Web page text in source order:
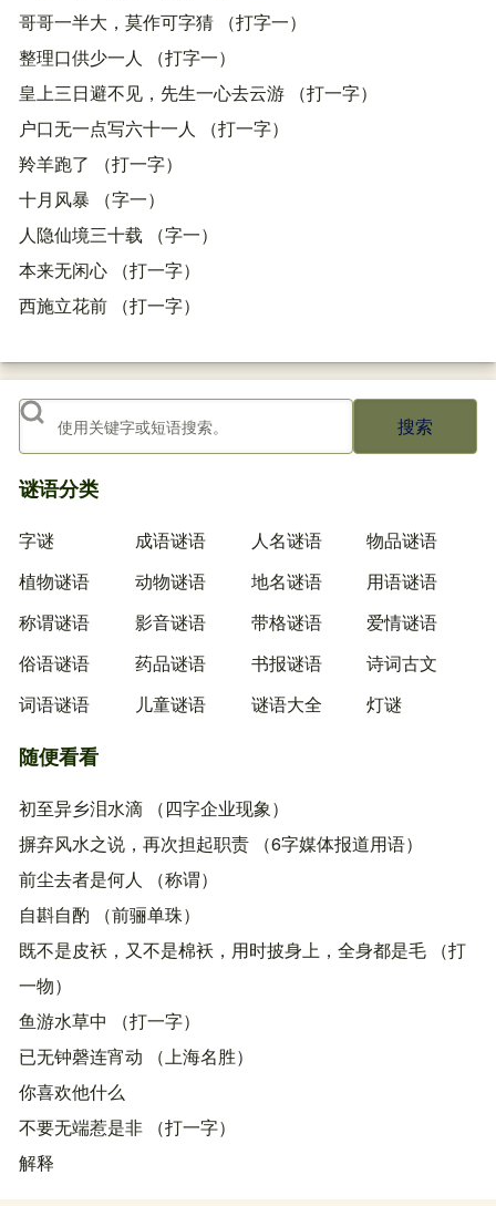
哥哥一半大，莫作可字猜 （打字一）
整理口供少一人 （打字一）
皇上三日避不见，先生一心去云游 （打一字）
户口无一点写六十一人 （打一字）
羚羊跑了 （打一字）
十月风暴 （字一）
人隐仙境三十载 （字一）
本来无闲心 （打一字）
西施立花前 （打一字）
搜索
谜语分类
字谜 成语谜语 人名谜语
物品谜语
植物谜语
动物谜语 地名谜语
用语谜语
称谓谜语
影音谜语 带格谜语
爱情谜语
俗语谜语
药品谜语 书报谜语
诗词古文
词语谜语
儿童谜语 谜语大全 灯谜
随便看看
初至异乡泪水滴 （四字企业现象）
摒弃风水之说，再次担起职责 （6字媒体报道用语）
前尘去者是何人 （称谓）
自斟自酌 （前骊单珠）
既不是皮袄，又不是棉袄，用时披身上，全身都是毛 （打
一物）
鱼游水草中 （打一字）
已无钟磬连宵动 （上海名胜）
你喜欢他什么
不要无端惹是非 （打一字）
解释